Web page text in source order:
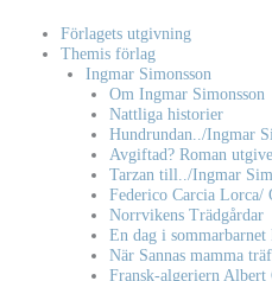
Förlagets utgivning
Themis förlag
Ingmar Simonsson
Om Ingmar Simonsson
Nattliga historier
Hundrundan../Ingmar
Avgiftad? Roman
Tarzan till../Ingmar
Federico Carcia Lorca/
Norrvikens Trädgårdar
En dag i sommarbarnet
När Sannas mamma
Fransk-algeriern Albert